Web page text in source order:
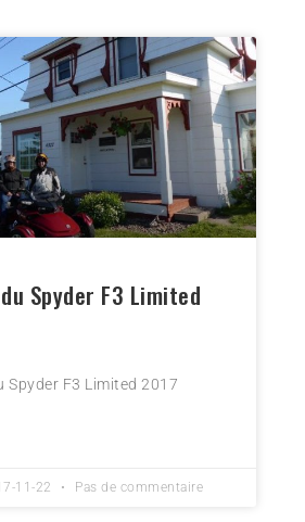
Spyder F3 Limited
Spyder F3 Limited 2017
11-22 Pas de commentaire